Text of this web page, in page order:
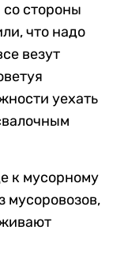
стороны
что надо
везут
уехать
к мусорному
мусоровозов,